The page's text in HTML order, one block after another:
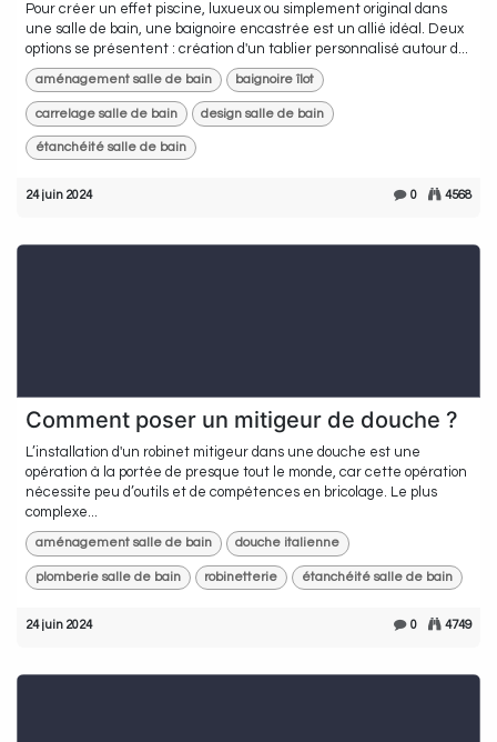
Pour créer un effet piscine, luxueux ou simplement original dans
une salle de bain, une baignoire encastrée est un allié idéal. Deux
options se présentent : création d'un tablier personnalisé autour d...
aménagement salle de bain baignoire îlot
carrelage salle de bain design salle de bain
étanchéité salle de bain
24 juin 2024 0 4568
Comment poser un mitigeur de douche ?
L’installation d'un robinet mitigeur dans une douche est une
opération à la portée de presque tout le monde, car cette opération
nécessite peu d’outils et de compétences en bricolage. Le plus
complexe...
aménagement salle de bain douche italienne
plomberie salle de bain robinetterie étanchéité salle de bain
24 juin 2024 0 4749